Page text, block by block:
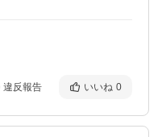
違反報告 いいね 0